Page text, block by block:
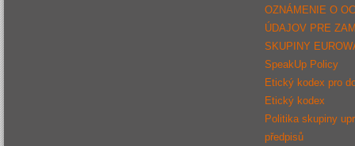
OZNÁMENIE O
ÚDAJOV PRE
SKUPINY
SpeakUp Policy
Etický kodex pro
Etický kodex
Politika skupiny
předpisů